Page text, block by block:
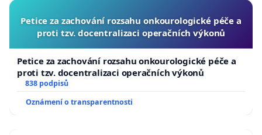
Petice za zachování rozsahu onkourologické péče a
proti tzv. docentralizaci operačních výkonů
Petice za zachování rozsahu onkourologické péče a
proti tzv. docentralizaci operačních výkonů
838 podpisů
Oznámení o transparentnosti